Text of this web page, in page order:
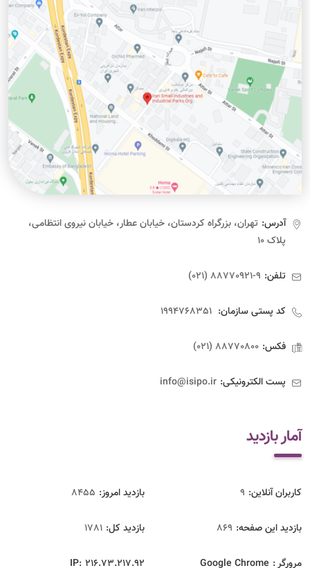
آدرس: تهران، بزرگراه کردستان، خیابان عطار، خیابان نیروی انتظامی،
پلاک ۱۰
تلفن: 9-88770921 (021)
کد پستی سازمان:
فکس: 88770800 (021)
پست الکترونیکی: info@isipo.ir
آمار بازدید
کاربران آنلاین: 9 بازدید امروز: 8455
بازدید این صفحه: 869 بازدید‌ کل: 1781
مرورگر : Google Chrome
IP: 216.73.217.92